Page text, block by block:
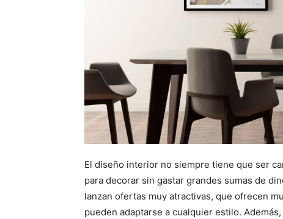
El diseño interior no siempre tiene que ser
para decorar sin gastar grandes sumas de
lanzan ofertas muy atractivas, que ofrecen
pueden adaptarse a cualquier estilo.